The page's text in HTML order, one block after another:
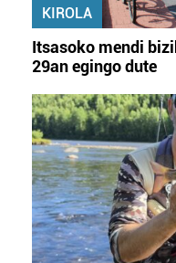
KIROLA
Itsasoko mendi
29an egingo dute